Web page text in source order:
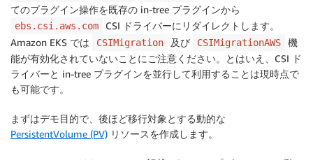
てのプラグイン操作を既存の in-tree プラグインから
ebs.csi.aws.com
CSI ドライバーにリダイレクトします。
Amazon EKS では
CSIMigration 及び CSIMigrationAWS
機
能が有効化されていないことにご注意ください。とはいえ、CSI ド
ライバーと in-tree プラグインを並行して利用することは現時点で
も可能です。
まずはデモ目的で、後ほど移行対象とする動的な
PersistentVolume (PV) リソースを作成します。